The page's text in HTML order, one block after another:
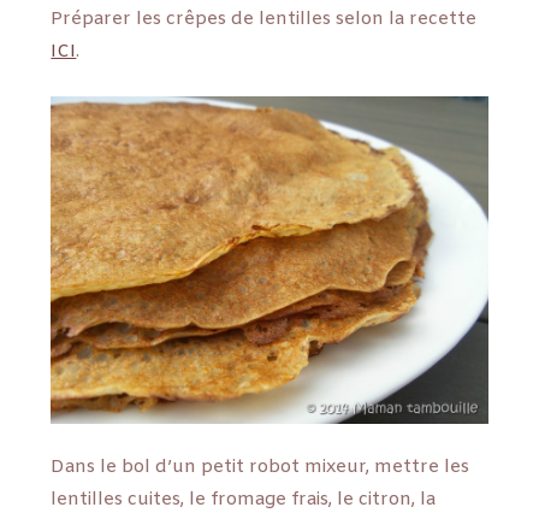
Préparer les crêpes de lentilles selon la recette
ICI.
Dans le bol d’un petit robot mixeur, mettre les
lentilles cuites, le fromage frais, le citron, la